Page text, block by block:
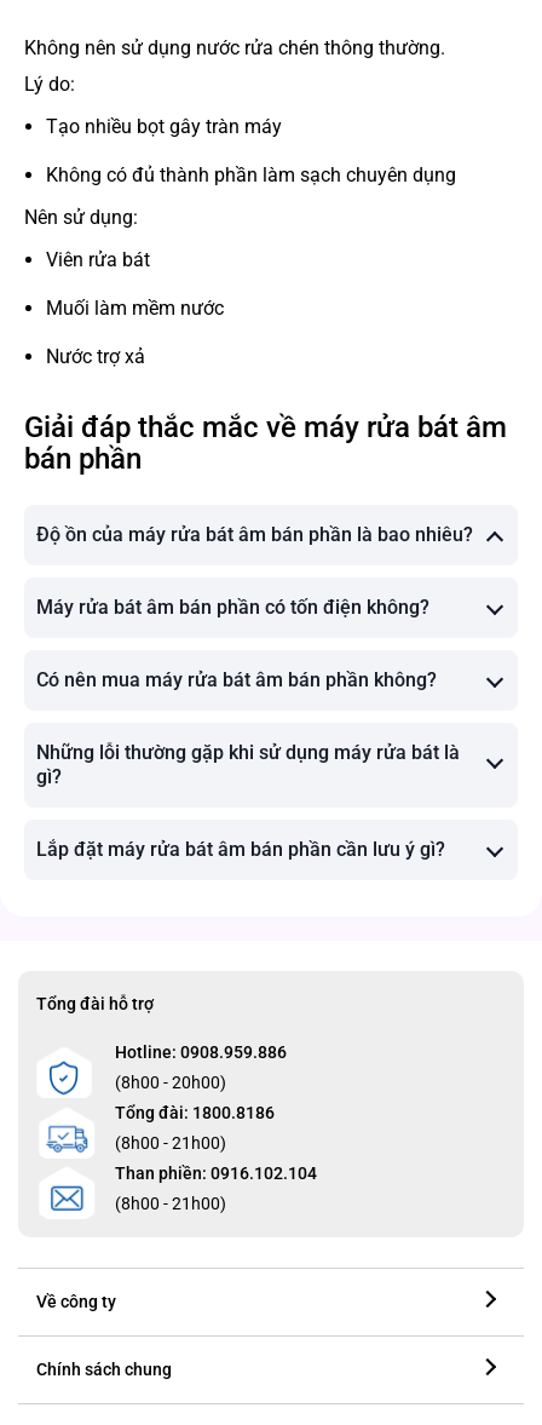
Không nên sử dụng nước rửa chén thông thường.
Lý do:
Tạo nhiều bọt gây tràn máy
Không có đủ thành phần làm sạch chuyên dụng
Nên sử dụng:
Viên rửa bát
Muối làm mềm nước
Nước trợ xả
Giải đáp thắc mắc về máy rửa bát âm
bán phần
Độ ồn của máy rửa bát âm bán phần là bao nhiêu?
Máy rửa bát âm bán phần có tốn điện không?
Có nên mua máy rửa bát âm bán phần không?
Những lỗi thường gặp khi sử dụng máy rửa bát là
gì?
Lắp đặt máy rửa bát âm bán phần cần lưu ý gì?
Tổng đài hỗ trợ
Hotline: 0908.959.886
(8h00 - 20h00)
Tổng đài: 1800.8186
(8h00 - 21h00)
Than phiền: 0916.102.104
(8h00 - 21h00)
Về công ty
Chính sách chung